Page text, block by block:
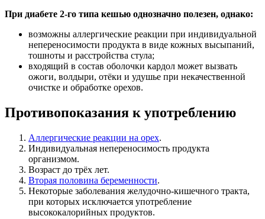
При диабете 2-го типа кешью однозначно полезен, однако:
возможны аллергические реакции при индивидуальной
непереносимости продукта в виде кожных высыпаний,
тошноты и расстройства стула;
входящий в состав оболочки кардол может вызвать
ожоги, волдыри, отёки и удушье при некачественной
очистке и обработке орехов.
Противопоказания к употреблению
Аллергические реакции на орех.
Индивидуальная непереносимость продукта
организмом.
Возраст до трёх лет.
Вторая половина беременности.
Некоторые заболевания желудочно-кишечного тракта,
при которых исключается употребление
высококалорийных продуктов.